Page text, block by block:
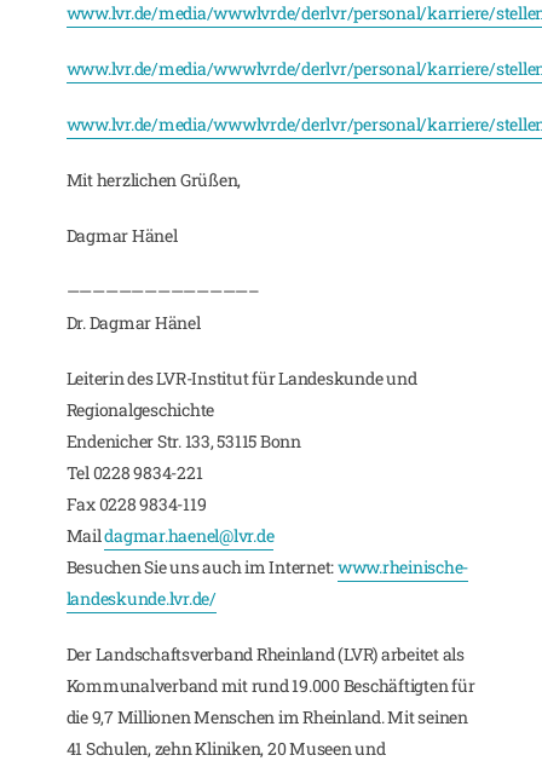
www.lvr.de/media/wwwlvrde/derlvr/personal/karriere/
www.lvr.de/media/wwwlvrde/derlvr/personal/karriere/
www.lvr.de/media/wwwlvrde/derlvr/personal/karriere/
Mit herzlichen Grüßen,
Dagmar Hänel
——————————————–
Dr. Dagmar Hänel
Leiterin des LVR-Institut für Landeskunde und
Regionalgeschichte
Endenicher Str. 133, 53115 Bonn
Tel 0228 9834-221
Fax 0228 9834-119
Maildagmar.haenel@lvr.de
Besuchen Sie uns auch im Internet:www.rheinische-
landeskunde.lvr.de/
Der Landschaftsverband Rheinland (LVR) arbeitet als
Kommunalverband mit rund 19.000 Beschäftigten für
die 9,7 Millionen Menschen im Rheinland. Mit seinen
41 Schulen, zehn Kliniken, 20 Museen und